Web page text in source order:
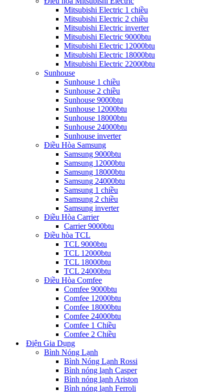
Mitsubishi Electric 1 chiều
Mitsubishi Electric 2 chiều
Mitsubishi Electric inverter
Mitsubishi Electric 9000btu
Mitsubishi Electric 12000btu
Mitsubishi Electric 18000btu
Mitsubishi Electric 22000btu
Sunhouse
Sunhouse 1 chiều
Sunhouse 2 chiều
Sunhouse 9000btu
Sunhouse 12000btu
Sunhouse 18000btu
Sunhouse 24000btu
Sunhouse inverter
Điều Hòa Samsung
Samsung 9000btu
Samsung 12000btu
Samsung 18000btu
Samsung 24000btu
Samsung 1 chiều
Samsung 2 chiều
Samsung inverter
Điều Hòa Carrier
Carrier 9000btu
Điều hòa TCL
TCL 9000btu
TCL 12000btu
TCL 18000btu
TCL 24000btu
Điều Hòa Comfee
Comfee 9000btu
Comfee 12000btu
Comfee 18000btu
Comfee 24000btu
Comfee 1 Chiều
Comfee 2 Chiều
Điện Gia Dụng
Bình Nóng Lạnh
Bình Nóng Lạnh Rossi
Bình nóng lạnh Casper
Bình nóng lạnh Ariston
Bình nóng lạnh Ferroli